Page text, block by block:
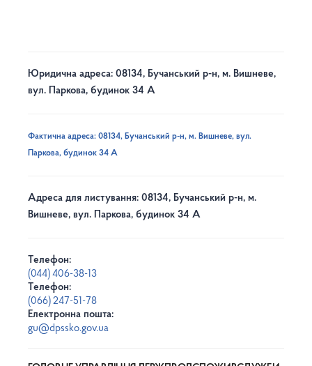
Юридична адреса: 08134, Бучанський р-н, м. Вишневе,
вул. Паркова, будинок 34 А
Фактична адреса: 08134, Бучанський р-н, м. Вишневе, вул.
Паркова, будинок 34 А
Адреса для листування: 08134, Бучанський р-н, м.
Вишневе, вул. Паркова, будинок 34 А
Телефон:
(044) 406-38-13
Телефон:
(066) 247-51-78
Електронна пошта:
gu@dpssko.gov.ua